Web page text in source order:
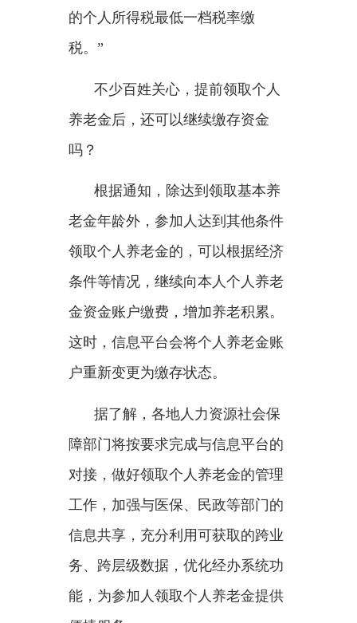
对接，做好领取个人养老金的管理
工作，加强与医保、民政等部门的
信息共享，充分利用可获取的跨业
能，为参加人领取个人养老金提供
便捷服务。
分享：
主办：新疆乌恰县人民政府办公室承办：新疆乌恰县政务服务
政府网站标识码：6530240001新公网安备65302402000101号
地 址：新疆克州乌恰县光明路1号联系电话：0908-4621030